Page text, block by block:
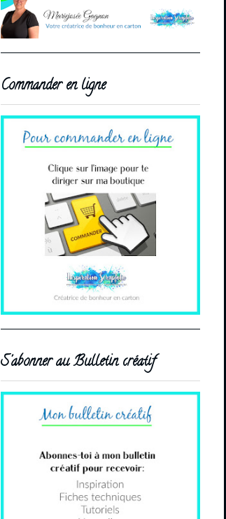
Commander en ligne
S'abonner au Bulletin créatif